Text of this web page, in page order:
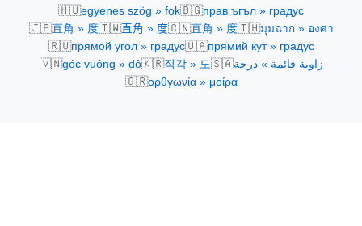
🇭🇺egyenes szög » fok🇧🇬прав ъгъл » градус
🇯🇵直角 » 度🇹🇼直角 » 度🇨🇳直角 » 度🇹🇭มุมฉาก » องศา
🇷🇺прямой угол » градус🇺🇦прямий кут » градус
🇻🇳góc vuông » độ🇰🇷직각 » 도🇸🇦زاوية قائمة » درجة
🇬🇷ορθγωνία » μοίρα